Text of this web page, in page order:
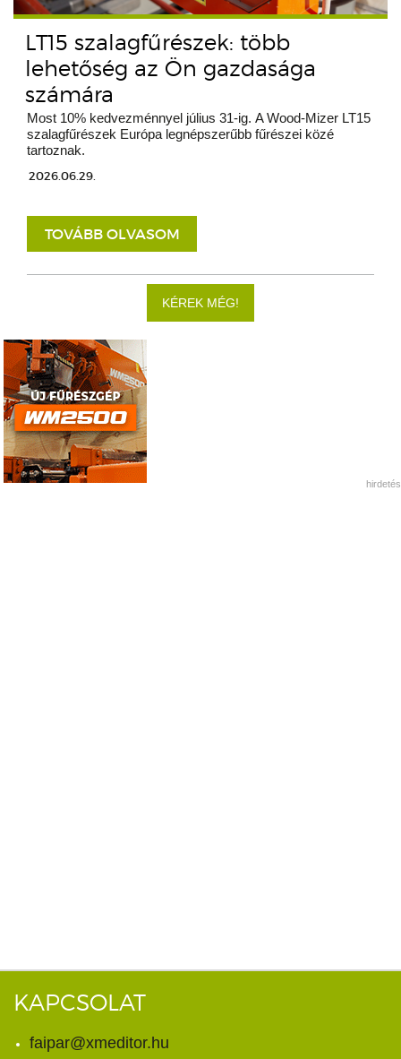
LT15 szalagfűrészek: több
lehetőség az Ön gazdasága
számára
Most 10% kedvezménnyel július 31-ig. A Wood-Mizer LT15
szalagfűrészek Európa legnépszerűbb fűrészei közé
tartoznak.
2026.06.29.
TOVÁBB OLVASOM
KÉREK MÉG!
hirdetés
KAPCSOLAT
faipar@xmeditor.hu